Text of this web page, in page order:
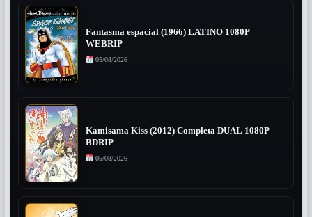
Fantasma espacial (1966) LATINO 1080P
WEBRIP
05/08/2026
Kamisama Kiss (2012) Completa DUAL 1080P
BDRIP
05/08/2026